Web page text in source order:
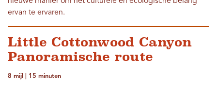
ervan te ervaren.
Little Cottonwood Canyon
Panoramische route
8 mijl | 15 minuten